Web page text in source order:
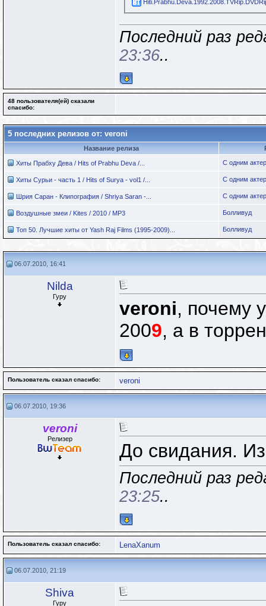
Последний раз
23:36..
48 пользователя(ей) сказали
cпасибо:
5 последних релизов от: veroni
Название релиза
Хиты Прабху Дева / Hits of Prabhu Deva /... С одним
Хиты Сурьи - часть 1 / Hits of Surya - vol1 /... С одним
Шрия Саран - Клипография / Shriya Saran -... С одним
Воздушные змеи / Kites / 2010 / MP3 Болливуд
Топ 50. Лучшие хиты от Yash Raj Films (1995-2009)... Болливуд
06.07.2010, 16:41
Nilda
Гуру
veroni, почему
2009, а в
Пользователь сказал cпасибо: veroni
06.07.2010, 19:36
veroni
Релизер
До свидания.
Последний раз
23:25..
Пользователь сказал cпасибо: LenaXanum
06.07.2010, 21:19
Shiva
Гуру